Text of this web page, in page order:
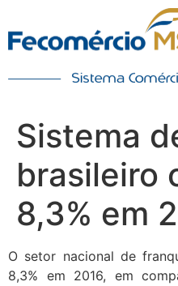
Sistema
brasileiro
8,3% em
O setor nacional de
8,3% em 2016, em